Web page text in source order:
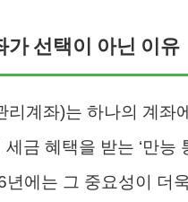
가 선택이 아닌 이유
리계좌)는 하나의 계좌
금 혜택을 받는 ‘만능
에는 그 중요성이 더